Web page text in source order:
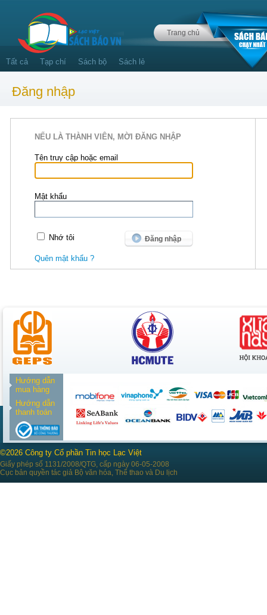
Trang chủ
Tất cả Tạp chí Sách bộ Sách lẻ
Đăng nhập
NẾU LÀ THÀNH VIÊN, MỜI ĐĂNG NHẬP
Tên truy cập hoặc email
Mật khẩu
Nhớ tôi
Quên mật khẩu ?
Hướng dẫn
mua hàng
Hướng dẫn
thanh toán
©2026 Công ty Cổ phần Tin học Lạc Việt
Giấy phép số 1131/2008/QTG, cấp ngày 06-05-2008
Cục bản quyền tác giả Bộ văn hóa, Thể thao và Du lịch